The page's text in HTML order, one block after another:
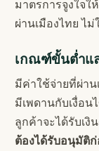
มาตรการจูงใจใ
ผ่านเมืองไทย ไ
เกณฑ์ขั้นต่ำแล
มีค่าใช้จ่ายที่ผ่า
มีเพดานกับเงื่อ
ลูกค้าจะได้รับเ
ต้องได้รับอนุมัติ